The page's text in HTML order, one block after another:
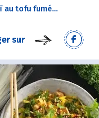
au tofu fumé...
sur